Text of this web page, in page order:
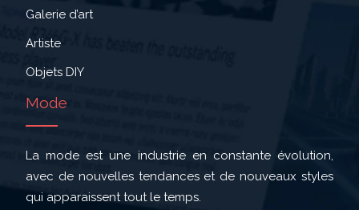
Galerie d’art
Artiste
Objets DIY
Mode
La mode est une industrie en constante évolution,
avec de nouvelles tendances et de nouveaux styles
qui apparaissent tout le temps.